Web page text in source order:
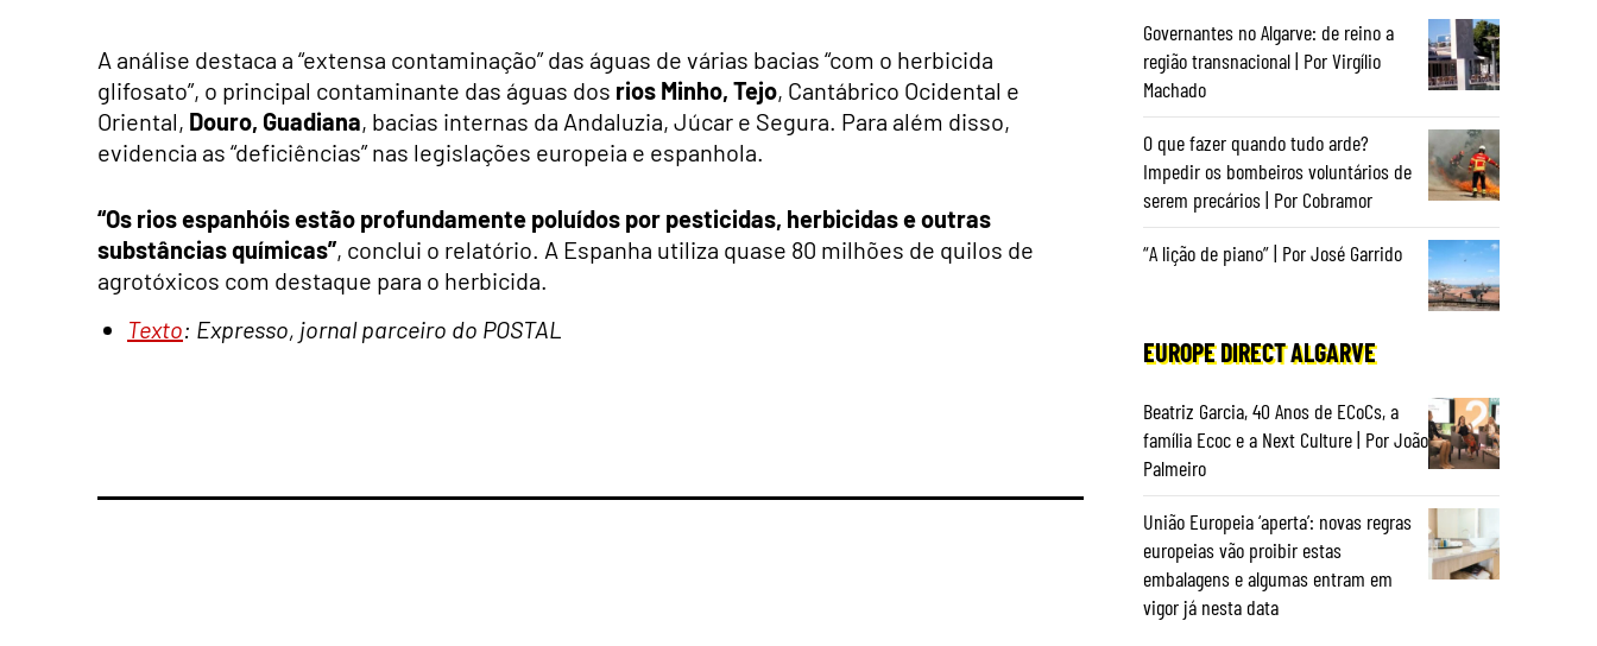
A análise destaca a “extensa contaminação” das águas de várias bacias “com o herbicida
glifosato”, o principal contaminante das águas dos rios Minho, Tejo, Cantábrico Ocidental e
Oriental, Douro, Guadiana, bacias internas da Andaluzia, Júcar e Segura. Para além disso,
evidencia as “deficiências” nas legislações europeia e espanhola.
“Os rios espanhóis estão profundamente poluídos por pesticidas, herbicidas e outras
substâncias químicas”, conclui o relatório. A Espanha utiliza quase 80 milhões de quilos de
agrotóxicos com destaque para o herbicida.
Texto: Expresso, jornal parceiro do POSTAL
Governantes no Algarve: de reino a
região transnacional | Por Virgílio
Machado
O que fazer quando tudo arde?
Impedir os bombeiros voluntários de
serem precários | Por Cobramor
“A lição de piano” | Por José Garrido
EUROPE DIRECT ALGARVE
Beatriz Garcia, 40 Anos de ECoCs, a
família Ecoc e a Next Culture | Por João
Palmeiro
União Europeia ‘aperta’: novas regras
europeias vão proibir estas
embalagens e algumas entram em
vigor já nesta data